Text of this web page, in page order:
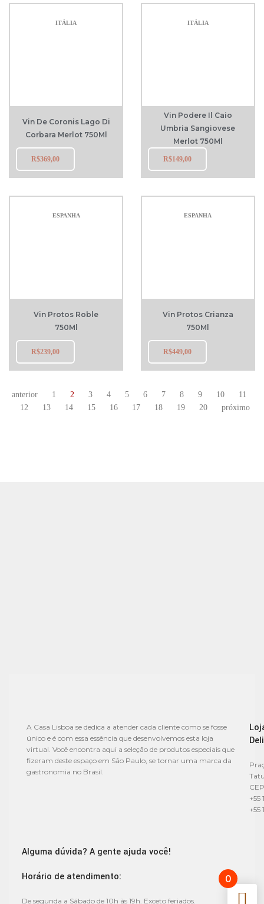
ITÁLIA
Vin De Coronis Lago Di
Corbara Merlot 750Ml
R$369,00
ITÁLIA
Vin Podere Il Caio
Umbria Sangiovese
Merlot 750Ml
R$149,00
ESPANHA
Vin Protos Roble
750Ml
R$239,00
ESPANHA
Vin Protos Crianza
750Ml
R$449,00
anterior 1 2 3 4 5 6 7 8 9 10
11
12
13 14 15 16 17 18 19 20 próximo
A Casa Lisboa se dedica a atender cada cliente como se fosse
único e é com essa essência que desenvolvemos esta loja
virtual. Você encontra aqui a seleção de produtos especiais que
fizeram deste espaço em São Paulo, se tornar uma marca da
gastronomia no Brasil.
+55
+55
Alguma dúvida? A gente ajuda você!
Horário de atendimento:
De segunda a Sábado de 10h às 19h. Exceto feriados.
0